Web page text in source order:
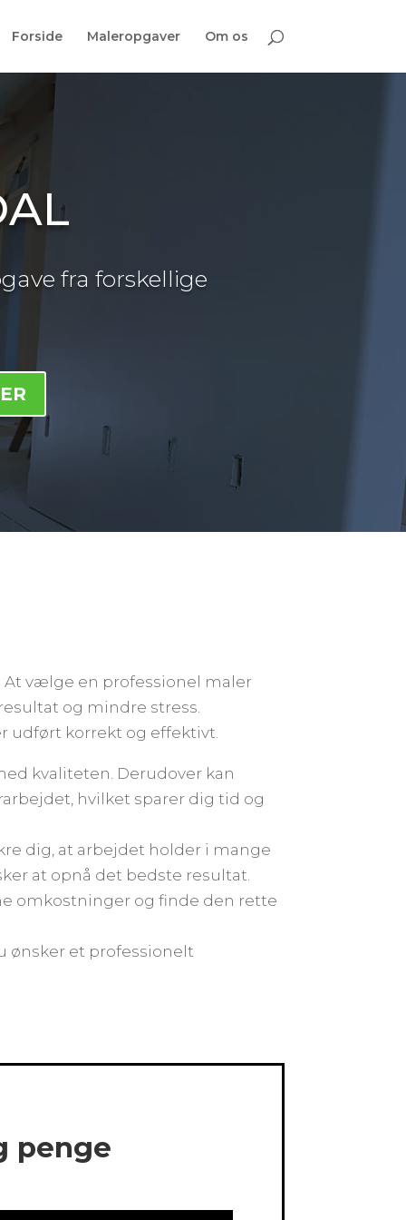
Forside Maleropgaver Om os
fra forskellige
At vælge en professionel maler
og mindre stress.
udført korrekt og effektivt.
kvaliteten. Derudover kan
hvilket sparer dig tid og
dig, at arbejdet holder i mange
at opnå det bedste resultat.
omkostninger og finde den rette
ønsker et professionelt
penge